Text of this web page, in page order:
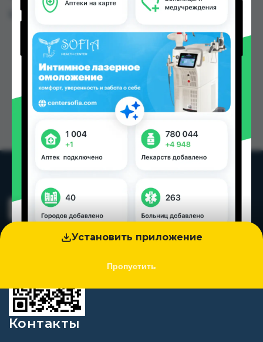
Установить приложение
Пропустить
Цена: от80.00 TJS
Контакты